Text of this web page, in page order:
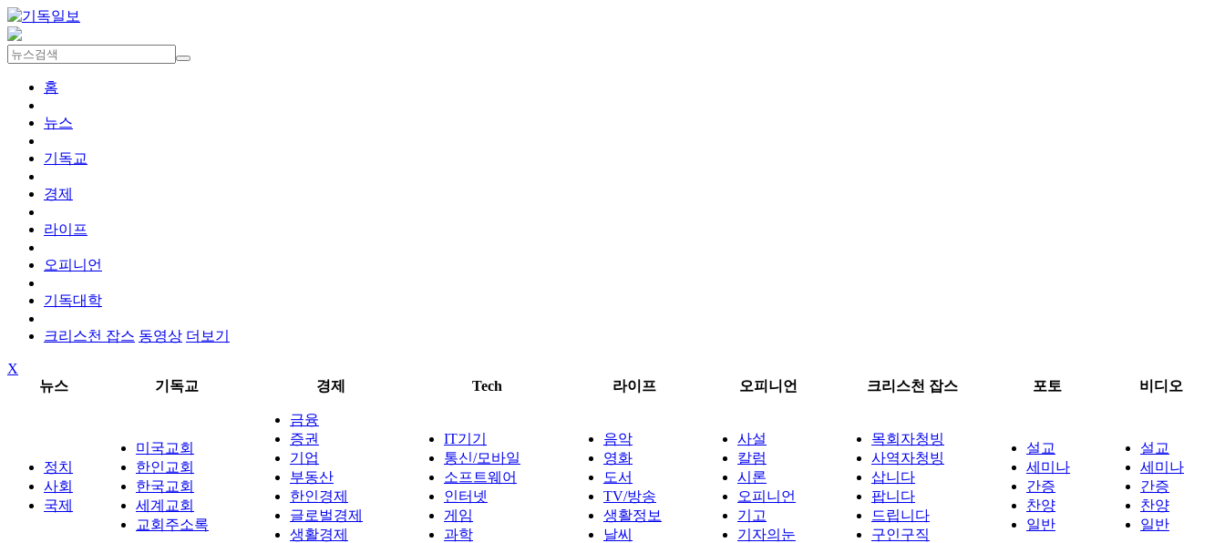
홈
뉴스
기독교
경제
라이프
오피니언
기독대학
크리스천 잡스 동영상 더보기
X
뉴스
기독교 경제 Tech 라이프 오피니언 크리스천 잡스 포토 비디오
정치
사회
국제
미국교회
한인교회
한국교회
세계교회
교회주소록
금융
증권
기업
부동산
한인경제
글로벌경제
생활경제
IT기기
통신/모바일
소프트웨어
인터넷
게임
과학
음악
영화
도서
TV/방송
생활정보
날씨
사설
칼럼
시론
오피니언
기고
기자의눈
목회자청빙
사역자청빙
삽니다
팝니다
드립니다
구인구직
설교
세미나
간증
찬양
일반
설교
세미나
간증
찬양
일반